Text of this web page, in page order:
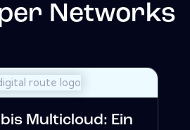
Networks
Multicloud: Ein